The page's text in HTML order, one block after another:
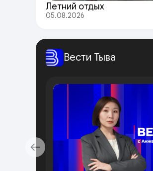
Летний отдых
05.08.2026
Вести Тыва